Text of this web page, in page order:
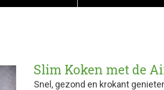
Slim Koken met de
Snel, gezond en krokant